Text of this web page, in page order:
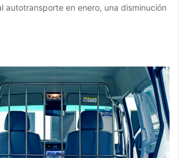
autotransporte en enero, una disminución